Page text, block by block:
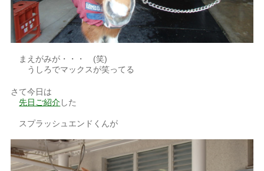
まえがみが・・・ (笑)
うしろでマックスが笑ってる
さて今日は
先日ご紹介した
スプラッシュエンドくんが